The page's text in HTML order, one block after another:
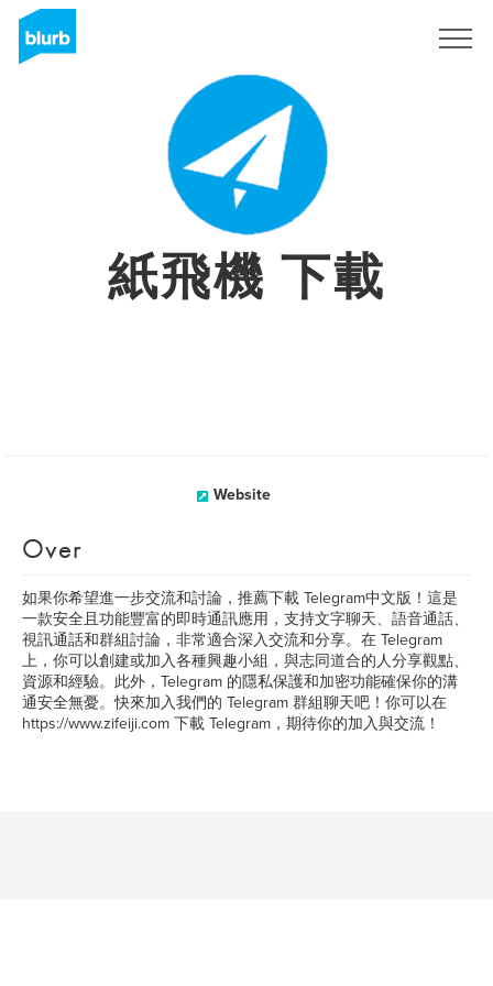
紙飛機 下載
Website
Over
如果你希望進一步交流和討論，推薦下載 Telegram中文版！這是
一款安全且功能豐富的即時通訊應用，支持文字聊天、語音通話、
視訊通話和群組討論，非常適合深入交流和分享。在 Telegram
上，你可以創建或加入各種興趣小組，與志同道合的人分享觀點、
資源和經驗。此外，Telegram 的隱私保護和加密功能確保你的溝
通安全無憂。快來加入我們的 Telegram 群組聊天吧！你可以在
https://www.zifeiji.com 下載 Telegram，期待你的加入與交流！